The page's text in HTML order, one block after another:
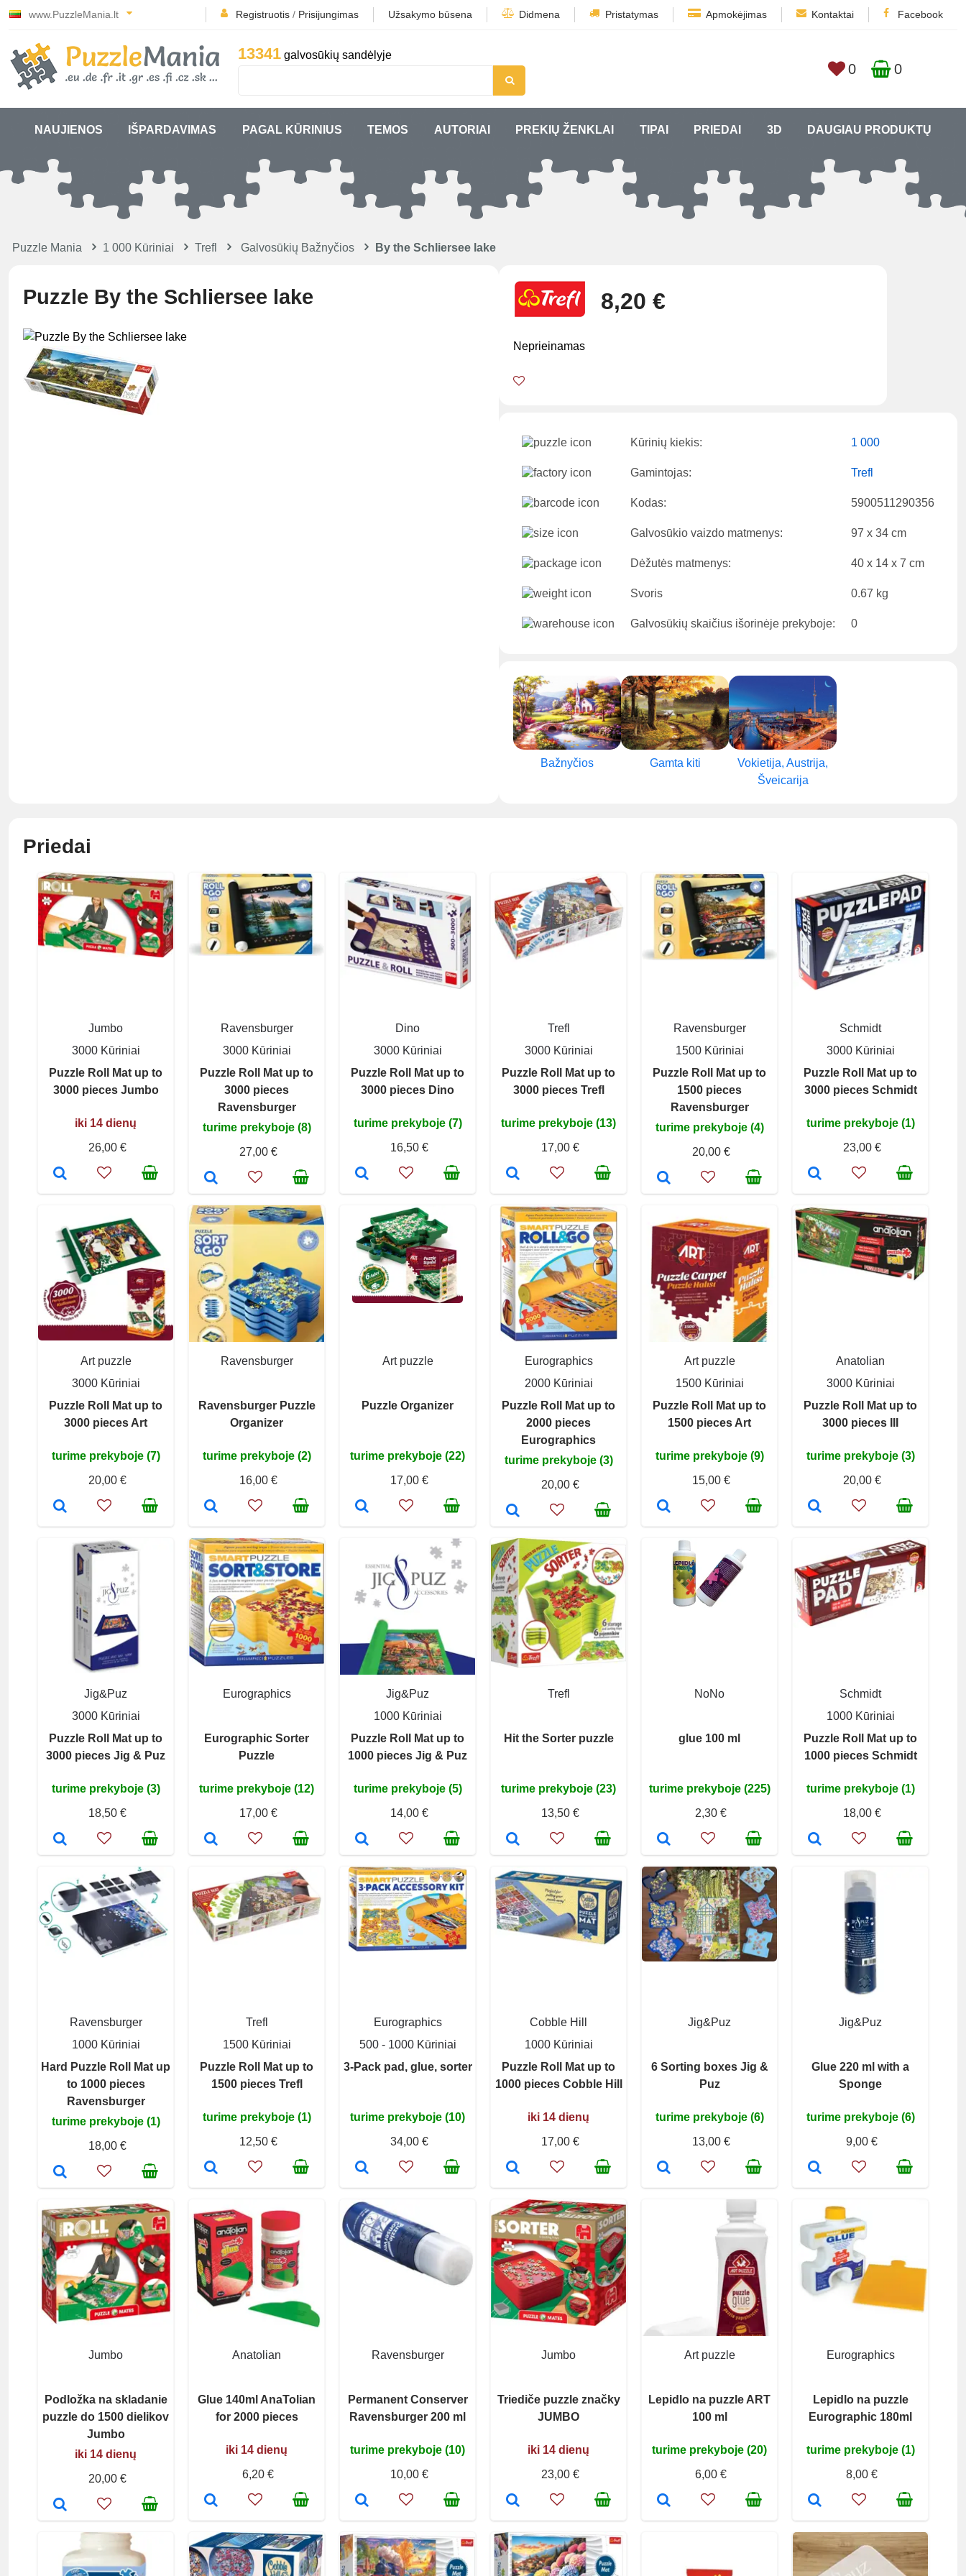
www.PuzzleMania.lt Registruotis / Prisijungimas Užsakymo būsena Didmena Pristatymas Apmokėjimas Kontaktai Facebook
13341 galvosūkių sandėlyje
0 0
NAUJIENOS IŠPARDAVIMAS PAGAL KŪRINIUS TEMOS AUTORIAI PREKIŲ ŽENKLAI TIPAI PRIEDAI 3D DAUGIAU PRODUKTŲ
Puzzle Mania 1 000 Kūriniai Trefl Galvosūkių Bažnyčios By the Schliersee lake
Puzzle By the Schliersee lake 8,20 €
Neprieinamas
Kūrinių kiekis: 1 000
Gamintojas: Trefl
Kodas: 5900511290356
Galvosūkio vaizdo matmenys: 97 x 34 cm
Dėžutės matmenys: 40 x 14 x 7 cm
Svoris 0.67 kg
Galvosūkių skaičius išorinėje prekyboje: 0
Bažnyčios Gamta kiti
Vokietija, Austrija,
Šveicarija
Priedai
Jumbo
3000 Kūriniai
Puzzle Roll Mat up to
3000 pieces Jumbo
iki 14 dienų
26,00 €
Ravensburger
3000 Kūriniai
Puzzle Roll Mat up to
3000 pieces
Ravensburger
turime prekyboje (8)
27,00 €
Dino
3000 Kūriniai
Puzzle Roll Mat up to
3000 pieces Dino
turime prekyboje (7)
16,50 €
Trefl
3000 Kūriniai
Puzzle Roll Mat up to
3000 pieces Trefl
turime prekyboje (13)
17,00 €
Ravensburger
1500 Kūriniai
Puzzle Roll Mat up to
1500 pieces
Ravensburger
turime prekyboje (4)
20,00 €
Schmidt
3000 Kūriniai
Puzzle Roll Mat up to
3000 pieces Schmidt
turime prekyboje (1)
23,00 €
Art puzzle
3000 Kūriniai
Puzzle Roll Mat up to
3000 pieces Art
turime prekyboje (7)
20,00 €
Ravensburger
Ravensburger Puzzle
Organizer
turime prekyboje (2)
16,00 €
Art puzzle
Puzzle Organizer
turime prekyboje (22)
17,00 €
Eurographics
2000 Kūriniai
Puzzle Roll Mat up to
2000 pieces
Eurographics
turime prekyboje (3)
20,00 €
Art puzzle
1500 Kūriniai
Puzzle Roll Mat up to
1500 pieces Art
turime prekyboje (9)
15,00 €
Anatolian
3000 Kūriniai
Puzzle Roll Mat up to
3000 pieces III
turime prekyboje (3)
20,00 €
Jig&Puz
3000 Kūriniai
Puzzle Roll Mat up to
3000 pieces Jig & Puz
turime prekyboje (3)
18,50 €
Eurographics
Eurographic Sorter
Puzzle
turime prekyboje (12)
17,00 €
Jig&Puz
1000 Kūriniai
Puzzle Roll Mat up to
1000 pieces Jig & Puz
turime prekyboje (5)
14,00 €
Trefl
Hit the Sorter puzzle
turime prekyboje (23)
13,50 €
NoNo
glue 100 ml
turime prekyboje (225)
2,30 €
Schmidt
1000 Kūriniai
Puzzle Roll Mat up to
1000 pieces Schmidt
turime prekyboje (1)
18,00 €
Ravensburger
1000 Kūriniai
Hard Puzzle Roll Mat up
to 1000 pieces
Ravensburger
turime prekyboje (1)
18,00 €
Trefl
1500 Kūriniai
Puzzle Roll Mat up to
1500 pieces Trefl
turime prekyboje (1)
12,50 €
Eurographics
500 - 1000 Kūriniai
3-Pack pad, glue, sorter
turime prekyboje (10)
34,00 €
Cobble Hill
1000 Kūriniai
Puzzle Roll Mat up to
1000 pieces Cobble Hill
iki 14 dienų
17,00 €
Jig&Puz
6 Sorting boxes Jig &
Puz
turime prekyboje (6)
13,00 €
Jig&Puz
Glue 220 ml with a
Sponge
turime prekyboje (6)
9,00 €
Jumbo
Podložka na skladanie
puzzle do 1500 dielikov
Jumbo
iki 14 dienų
20,00 €
Anatolian
Glue 140ml AnaTolian
for 2000 pieces
iki 14 dienų
6,20 €
Ravensburger
Permanent Conserver
Ravensburger 200 ml
turime prekyboje (10)
10,00 €
Jumbo
Triediče puzzle značky
JUMBO
iki 14 dienų
23,00 €
Art puzzle
Lepidlo na puzzle ART
100 ml
turime prekyboje (20)
6,00 €
Eurographics
Lepidlo na puzzle
Eurographic 180ml
turime prekyboje (1)
8,00 €